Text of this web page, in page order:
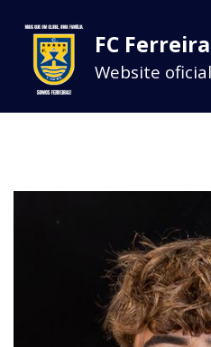
FC
Website oficial